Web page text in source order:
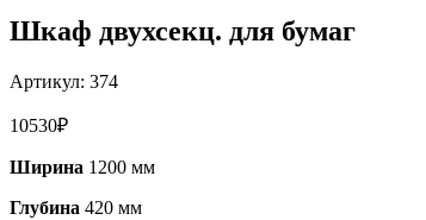
Шкаф двухсекц. для бумаг
Артикул: 374
10530₽
Ширина 1200 мм
Глубина 420 мм